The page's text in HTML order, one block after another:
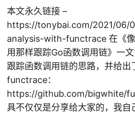
本文永久链接 –
https://tonybai.com/2021/06/
analysis-with-functrace 在《像
用那样跟踪Go函数调用链》一
跟踪函数调用链的思路，并给出
functrace：
https://github.com/bigwhite/
具不仅仅是分享给大家的，我自